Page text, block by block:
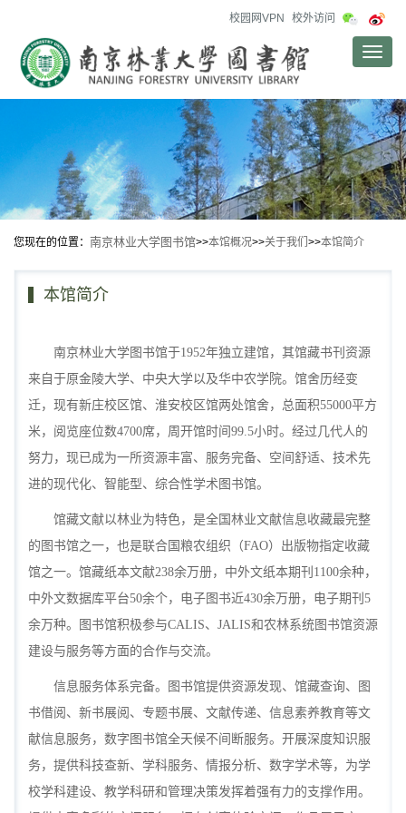
校园网VPN 校外访问
Toggle
您现在的位置： 南京林业大学图书馆>>本馆概况>>关于我们 >>本馆简介
本馆简介
南京林业大学图书馆于1952年独立建馆，其馆藏书刊资源
来自于原金陵大学、中央大学以及华中农学院。馆舍历经变
迁，现有新庄校区馆、淮安校区馆两处馆舍，总面积55000平方
米，阅览座位数4700席，周开馆时间99.5小时。经过几代人的
努力，现已成为一所资源丰富、服务完备、空间舒适、技术先
进的现代化、智能型、综合性学术图书馆。
馆藏文献以林业为特色，是全国林业文献信息收藏最完整
的图书馆之一，也是联合国粮农组织（FAO）出版物指定收藏
馆之一。馆藏纸本文献238余万册，中外文纸本期刊1100余种，
中外文数据库平台50余个，电子图书近430余万册，电子期刊5
余万种。图书馆积极参与CALIS、JALIS和农林系统图书馆资源
建设与服务等方面的合作与交流。
信息服务体系完备。图书馆提供资源发现、馆藏查询、图
书借阅、新书展阅、专题书展、文献传递、信息素养教育等文
献信息服务，数字图书馆全天候不间断服务。开展深度知识服
务，提供科技查新、学科服务、情报分析、数字学术等，为学
校学科建设、教学科研和管理决策发挥着强有力的支撑作用。